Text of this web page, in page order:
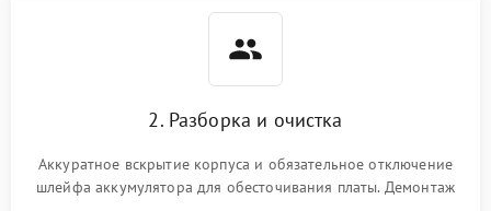
2. Разборка и очистка
Аккуратное вскрытие корпуса и обязательное отключение
шлейфа аккумулятора для обесточивания платы. Демонтаж